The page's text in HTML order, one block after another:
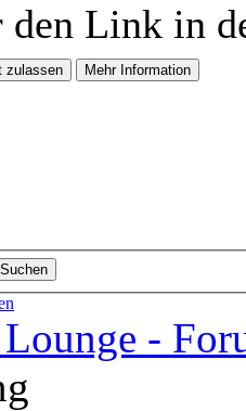
den Link in
-